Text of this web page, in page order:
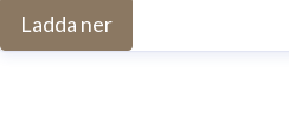
Ladda ner